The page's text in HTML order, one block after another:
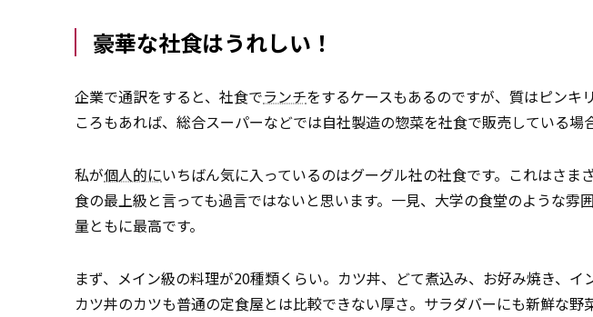
豪華な社食はうれしい！
企業で通訳をすると、社食でランチをするケースもあるのですが、質はピンキ
ころもあれば、総合スーパーなどでは自社製造の惣菜を社食で販売している場
私が個人的にいちばん気に入っているのはグーグル社の社食です。これはさ
食の最上級と言っても過言ではないと思います。一見、大学の食堂のような雰
量ともに最高です。
まず、メイン級の料理が20種類くらい。カツ丼、どて煮込み、お好み焼き、
カツ丼のカツも普通の定食屋とは比較できない厚さ。サラダバーにも新鮮な野